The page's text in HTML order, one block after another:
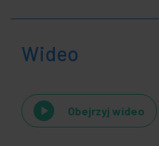
Wideo
Obejrzyj wideo